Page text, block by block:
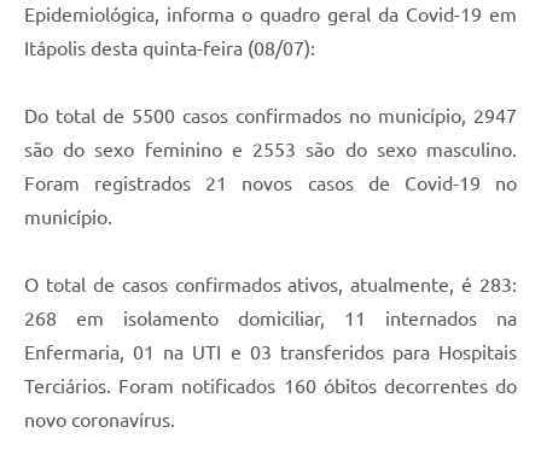
Documentos
Água de Qualidade
Feriados Municipais
História
Galeria de Fotos
Epidemiológica, informa o quadro geral da Covid-19 em
Itápolis desta quinta-feira (08/07):
Do total de 5500 casos confirmados no município, 2947
são do sexo feminino e 2553 são do sexo masculino.
Foram registrados 21 novos casos de Covid-19 no
município.
O total de casos confirmados ativos, atualmente, é 283:
268 em isolamento domiciliar, 11 internados na
Enfermaria, 01 na UTI e 03 transferidos para Hospitais
Terciários. Foram notificados 160 óbitos decorrentes do
novo coronavírus.